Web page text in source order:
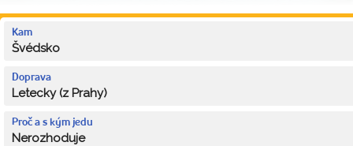
Kam
Švédsko
Doprava
Letecky (z Prahy)
Proč a s kým jedu
Nerozhoduje